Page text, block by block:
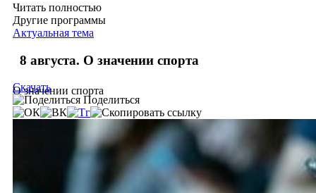
Читать полностью
Другие программы
Актуальная тема
8 августа. О значении спорта
О значении спорта
Скачать
Поделиться